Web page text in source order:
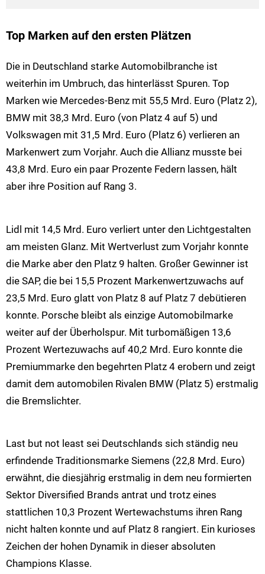
Top Marken auf den ersten Plätzen
Die in Deutschland starke Automobilbranche ist
weiterhin im Umbruch, das hinterlässt Spuren. Top
Marken wie Mercedes-Benz mit 55,5 Mrd. Euro (Platz 2),
BMW mit 38,3 Mrd. Euro (von Platz 4 auf 5) und
Volkswagen mit 31,5 Mrd. Euro (Platz 6) verlieren an
Markenwert zum Vorjahr. Auch die Allianz musste bei
43,8 Mrd. Euro ein paar Prozente Federn lassen, hält
aber ihre Position auf Rang 3.
Lidl mit 14,5 Mrd. Euro verliert unter den Lichtgestalten
am meisten Glanz. Mit Wertverlust zum Vorjahr konnte
die Marke aber den Platz 9 halten. Großer Gewinner ist
die SAP, die bei 15,5 Prozent Markenwertzuwachs auf
23,5 Mrd. Euro glatt von Platz 8 auf Platz 7 debütieren
konnte. Porsche bleibt als einzige Automobilmarke
weiter auf der Überholspur. Mit turbomäßigen 13,6
Prozent Wertezuwachs auf 40,2 Mrd. Euro konnte die
Premiummarke den begehrten Platz 4 erobern und zeigt
damit dem automobilen Rivalen BMW (Platz 5) erstmalig
die Bremslichter.
Last but not least sei Deutschlands sich ständig neu
erfindende Traditionsmarke Siemens (22,8 Mrd. Euro)
erwähnt, die diesjährig erstmalig in dem neu formierten
Sektor Diversified Brands antrat und trotz eines
stattlichen 10,3 Prozent Wertewachstums ihren Rang
nicht halten konnte und auf Platz 8 rangiert. Ein kurioses
Zeichen der hohen Dynamik in dieser absoluten
Champions Klasse.